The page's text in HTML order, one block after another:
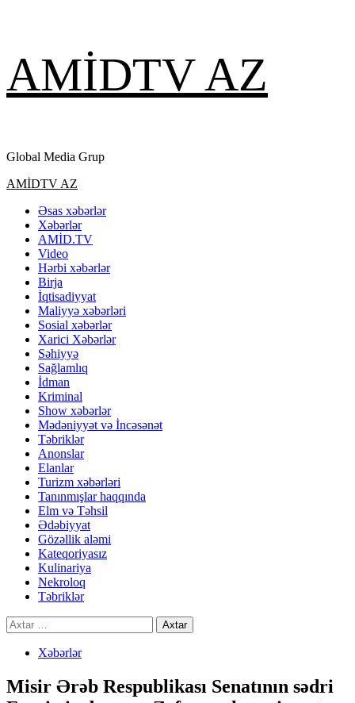
content
AMİDTV AZ
Global Media Grup
Primary
AMİDTV AZ
Əsas xəbərlər
Xəbərlər
AMİD.TV
Video
Hərbi xəbərlər
Birja
İqtisadiyyat
Maliyyə xəbərləri
Sosial xəbərlər
Xarici Xəbərlər
Səhiyyə
Sağlamlıq
İdman
Kriminal
Show xəbərlər
Mədəniyyət və İncəsənət
Təbriklər
Anonslar
Elanlar
Turizm xəbərləri
Tanınmışlar haqqında
Elm və Təhsil
Ədəbiyyat
Gözəllik aləmi
Kateqoriyasız
Kulinariya
Nekroloq
Təbriklər
Axtarış:
Xəbərlər
Misir Ərəb Respublikası Senatının sədri